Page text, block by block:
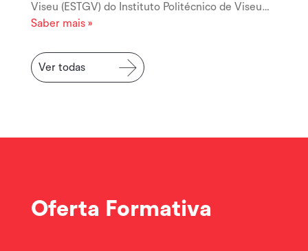
Viseu (ESTGV) do Instituto Politécnico de Viseu
acolheu, no passado dia 19 de junho, o XVI
(RIQUAL), uma iniciativa que voltou a afirmar-se
como um importante espaço de encontro,...
Saber mais »
Ver todas
Oferta Formativa